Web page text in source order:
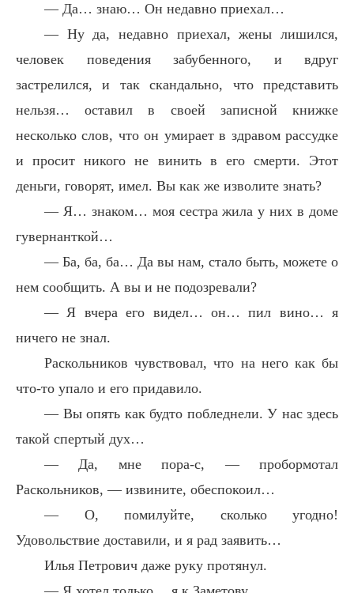
— Да… знаю… Он недавно приехал…
— Ну да, недавно приехал, жены лишился,
человек поведения забубенного, и вдруг
застрелился, и так скандально, что представить
нельзя… оставил в своей записной книжке
несколько слов, что он умирает в здравом рассудке
и просит никого не винить в его смерти. Этот
деньги, говорят, имел. Вы как же изволите знать?
— Я… знаком… моя сестра жила у них в доме
гувернанткой…
— Ба, ба, ба… Да вы нам, стало быть, можете о
нем сообщить. А вы и не подозревали?
— Я вчера его видел… он… пил вино… я
ничего не знал.
Раскольников чувствовал, что на него как бы
что-то упало и его придавило.
— Вы опять как будто побледнели. У нас здесь
такой спертый дух…
— Да, мне пора-с, — пробормотал
Раскольников, — извините, обеспокоил…
— О, помилуйте, сколько угодно!
Удовольствие доставили, и я рад заявить…
Илья Петрович даже руку протянул.